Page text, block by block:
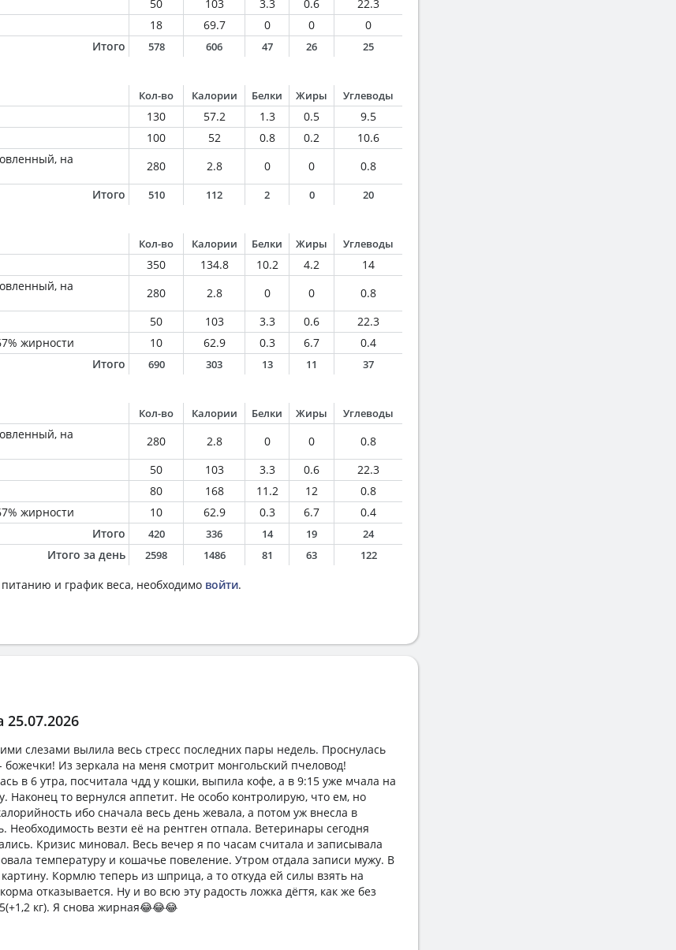
50 103 3.3 0.6
22.3
18 69.7 0 0
0
Итого
578 606 47 26 25
Кол-во Калории Белки Жиры Углеводы
130 57.2 1.3 0.5
9.5
100 52 0.8 0.2
10.6
на
280 2.8 0 0
0.8
Итого
510 112 2 0 20
Кол-во Калории Белки Жиры Углеводы
350 134.8 10.2 4.2
14
на
280 2.8 0 0
0.8
50 103 3.3 0.6
22.3
жирности
10 62.9 0.3 6.7
0.4
Итого
690 303 13 11 37
Кол-во Калории Белки Жиры Углеводы
на
280 2.8 0 0
0.8
50 103 3.3 0.6
22.3
80 168 11.2 12
0.8
жирности
10 62.9 0.3 6.7
0.4
Итого
420 336 14 19 24
Итого за день 2598 1486 81 63 122
и график веса, необходимо войти.
слезами вылила весь стресс последних пары недель. Проснулась
божечки! Из зеркала на меня смотрит монгольский пчеловод!
в 6 утра, посчитала чдд у кошки, выпила кофе, а в 9:15 уже мчала на
Наконец то вернулся аппетит. Не особо контролирую, что ем, но
ибо сначала весь день жевала, а потом уж внесла в
Необходимость везти её на рентген отпала. Ветеринары сегодня
Кризис миновал. Весь вечер я по часам считала и записывала
температуру и кошачье повеление. Утром отдала записи мужу. В
Кормлю теперь из шприца, а то откуда ей силы взять на
отказывается. Ну и во всю эту радость ложка дёгтя, как же без
кг). Я снова жирная😂😂😂